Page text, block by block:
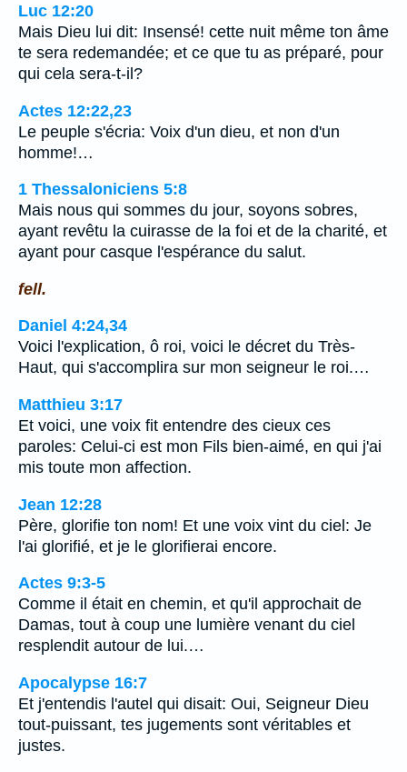
Luc 12:20
Mais Dieu lui dit: Insensé! cette nuit même ton âme
te sera redemandée; et ce que tu as préparé, pour
qui cela sera-t-il?
Actes 12:22,23
Le peuple s'écria: Voix d'un dieu, et non d'un
homme!…
1 Thessaloniciens 5:8
Mais nous qui sommes du jour, soyons sobres,
ayant revêtu la cuirasse de la foi et de la charité, et
ayant pour casque l'espérance du salut.
fell.
Daniel 4:24,34
Voici l'explication, ô roi, voici le décret du Très-
Haut, qui s'accomplira sur mon seigneur le roi.…
Matthieu 3:17
Et voici, une voix fit entendre des cieux ces
paroles: Celui-ci est mon Fils bien-aimé, en qui j'ai
mis toute mon affection.
Jean 12:28
Père, glorifie ton nom! Et une voix vint du ciel: Je
l'ai glorifié, et je le glorifierai encore.
Actes 9:3-5
Comme il était en chemin, et qu'il approchait de
Damas, tout à coup une lumière venant du ciel
resplendit autour de lui.…
Apocalypse 16:7
Et j'entendis l'autel qui disait: Oui, Seigneur Dieu
tout-puissant, tes jugements sont véritables et
justes.